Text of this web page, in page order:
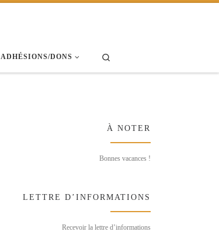
ADHÉSIONS/DONS
À NOTER
Bonnes vacances !
LETTRE D’INFORMATIONS
Recevoir la lettre d’informations